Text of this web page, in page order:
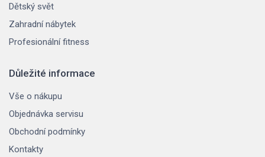
Dětský svět
Zahradní nábytek
Profesionální fitness
Důležité informace
Vše o nákupu
Objednávka servisu
Obchodní podmínky
Kontakty